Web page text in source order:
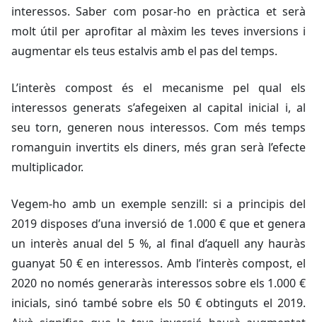
interessos. Saber com posar-ho en pràctica et serà
molt útil per aprofitar al màxim les teves inversions i
augmentar els teus estalvis amb el pas del temps.
L’interès compost és el mecanisme pel qual els
interessos generats s’afegeixen al capital inicial i, al
seu torn, generen nous interessos. Com més temps
romanguin invertits els diners, més gran serà l’efecte
multiplicador.
Vegem-ho amb un exemple senzill: si a principis del
2019 disposes d’una inversió de 1.000 € que et genera
un interès anual del 5 %, al final d’aquell any hauràs
guanyat 50 € en interessos. Amb l’interès compost, el
2020 no només generaràs interessos sobre els 1.000 €
inicials, sinó també sobre els 50 € obtinguts el 2019.